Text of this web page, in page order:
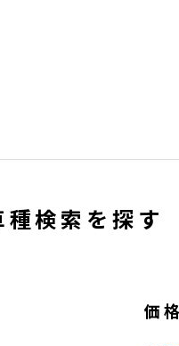
検索を探す
価